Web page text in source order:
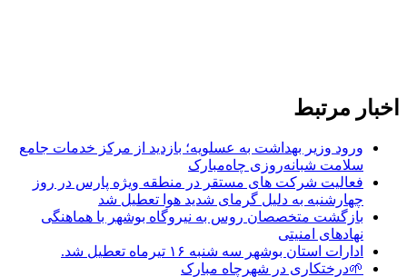
اخبار مرتبط
ورود وزیر بهداشت به عسلویه؛ بازدید از مرکز خدمات جامع
سلامت شبانه‌روزی چاه‌مبارک
فعالیت شرکت های مستقر در منطقه ویژه پارس در روز
چهارشنبه به دلیل گرمای شدید هوا تعطیل شد
بازگشت متخصصان روس به نیروگاه بوشهر با هماهنگی
نهادهای امنیتی
ادارات استان بوشهر سه شنبه ۱۶ تیرماه تعطیل شد.
🌱درختکاری در شهرچاه مبارک